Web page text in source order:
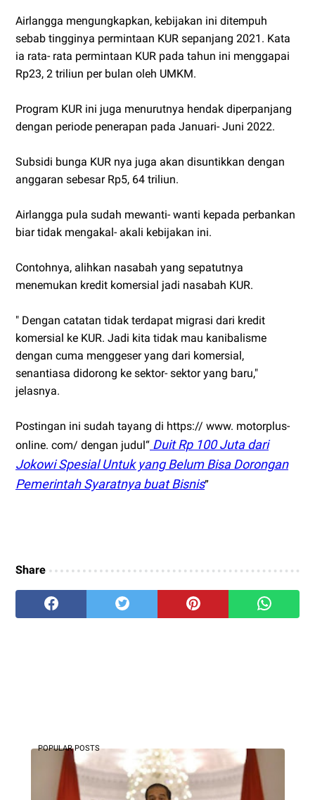
Airlangga mengungkapkan, kebijakan ini ditempuh
sebab tingginya permintaan KUR sepanjang 2021. Kata
ia rata- rata permintaan KUR pada tahun ini menggapai
Rp23, 2 triliun per bulan oleh UMKM.
Program KUR ini juga menurutnya hendak diperpanjang
dengan periode penerapan pada Januari- Juni 2022.
Subsidi bunga KUR nya juga akan disuntikkan dengan
anggaran sebesar Rp5, 64 triliun.
Airlangga pula sudah mewanti- wanti kepada perbankan
biar tidak mengakal- akali kebijakan ini.
Contohnya, alihkan nasabah yang sepatutnya
menemukan kredit komersial jadi nasabah KUR.
" Dengan catatan tidak terdapat migrasi dari kredit
komersial ke KUR. Jadi kita tidak mau kanibalisme
dengan cuma menggeser yang dari komersial,
senantiasa didorong ke sektor- sektor yang baru,"
jelasnya.
Postingan ini sudah tayang di https:// www. motorplus-
online. com/ dengan judul“ Duit Rp 100 Juta dari
Jokowi Spesial Untuk yang Belum Bisa Dorongan
Pemerintah Syaratnya buat Bisnis”
Share
POPULAR POSTS